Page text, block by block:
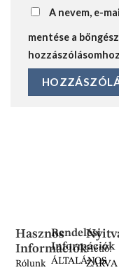
A nevem, e-
mentése a
Hasznos
Információk
Rólunk
Rendelési
Információk
ÁLTALÁNOS
Hétfő:
ZÁRVA